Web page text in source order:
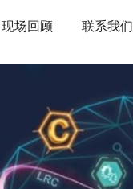
现场回顾 联系我们